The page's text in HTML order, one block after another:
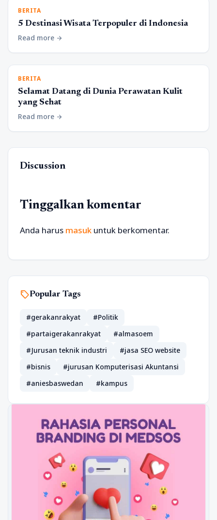
BERITA
5 Destinasi Wisata Terpopuler di Indonesia
Read more arrow_forward
BERITA
Selamat Datang di Dunia Perawatan Kulit
yang Sehat
Read more arrow_forward
Discussion
Tinggalkan komentar
Anda harus masuk untuk berkomentar.
sellPopular Tags
#gerakanrakyat
#Politik
#partaigerakanrakyat
#almasoem
#Jurusan teknik industri
#jasa SEO website
#bisnis
#jurusan Komputerisasi Akuntansi
#aniesbaswedan
#kampus